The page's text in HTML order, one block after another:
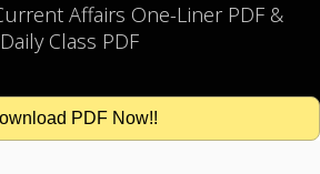
Affairs One-Liner PDF &
Class PDF
PDF Now!!